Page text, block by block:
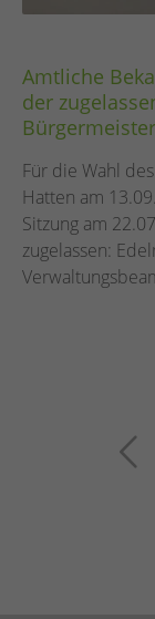
Amtliche
der
Für die Wahl
Hatten am
Sitzung am
zugelassen:
Hatten,
Enrico,
Geburtsjahr: